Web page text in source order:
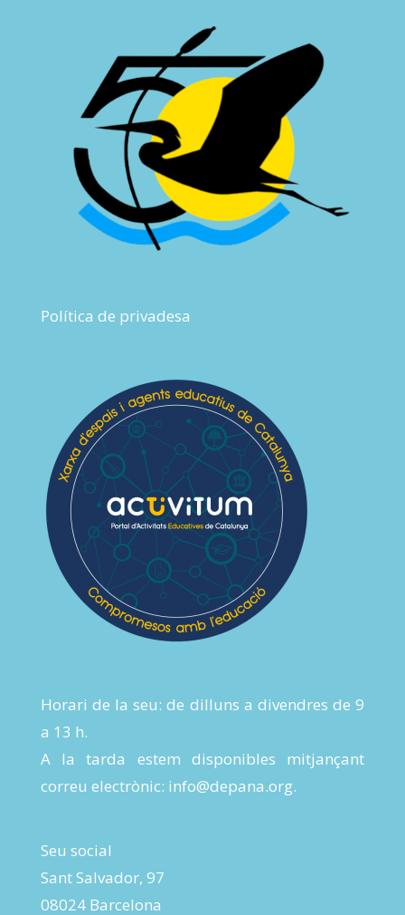
Política de privadesa
Horari de la seu: de dilluns a divendres de 9
a 13 h.
A la tarda estem disponibles mitjançant
correu electrònic: info@depana.org.
Seu social
Sant Salvador, 97
08024 Barcelona